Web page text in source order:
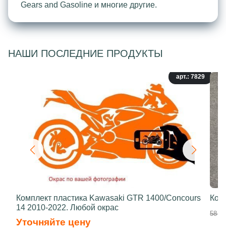
Gears and Gasoline и многие другие.
НАШИ ПОСЛЕДНИЕ ПРОДУКТЫ
арт.: 7829
Комплект пластика Kawasaki GTR 1400/Concours
14 2010-2022. Любой окрас
Уточняйте цену
58